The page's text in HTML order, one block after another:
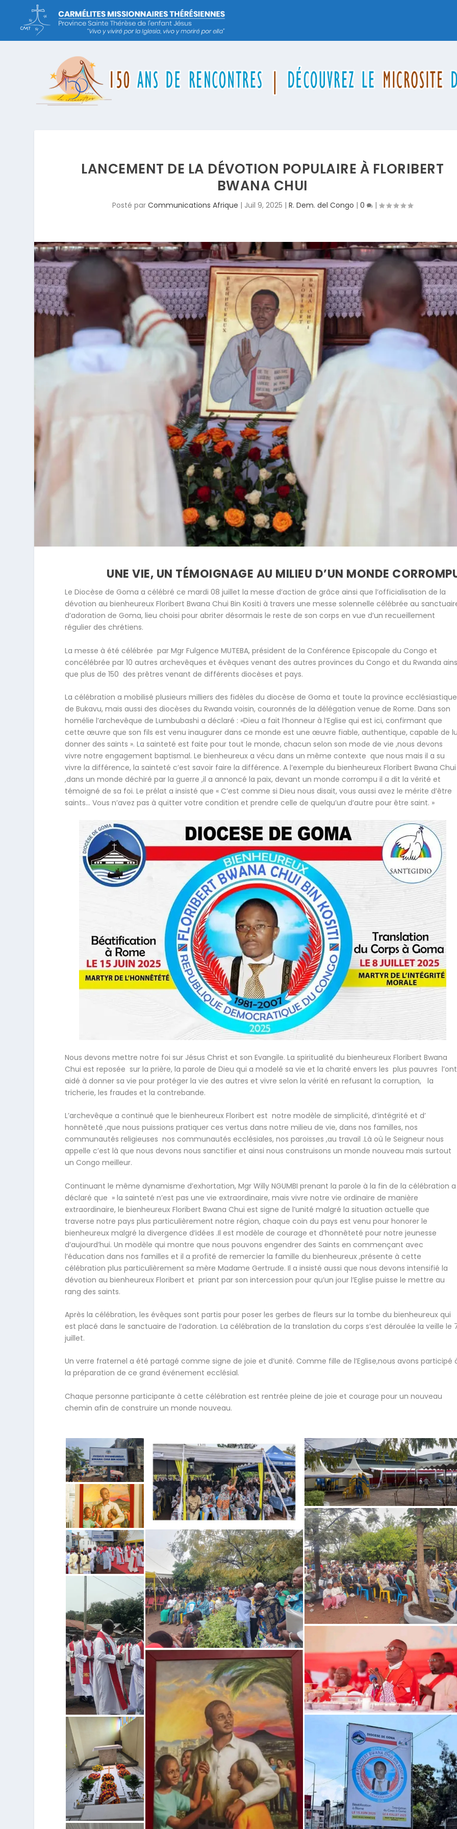
LANCEMENT DE LA DÉVOTION POPULAIRE À FLORIBERT
BWANA CHUI
Posté parCommunications Afrique | Juil 9, 2025 |R. Dem. del Congo |0 |
UNE VIE, UN TÉMOIGNAGE AU MILIEU D’UN MONDE
Le Diocèse de Goma a célébré ce mardi 08 juillet la messe d’action de grâce ainsi que l’officialisation de la
dévotion au bienheureux Floribert Bwana Chui Bin Kositi à travers une messe solennelle célébrée au
d’adoration de Goma, lieu choisi pour abriter désormais le reste de son corps en vue d’un recueillement
régulier des chrétiens.
La messe à été célébrée par Mgr Fulgence MUTEBA, président de la Conférence Episcopale du Congo et
concélébrée par 10 autres archevêques et évêques venant des autres provinces du Congo et du Rwanda
que plus de 150 des prêtres venant de différents diocèses et pays.
La célébration a mobilisé plusieurs milliers des fidèles du diocèse de Goma et toute la province ecclésiastique
de Bukavu, mais aussi des diocèses du Rwanda voisin, couronnés de la délégation venue de Rome. Dans son
homélie l’archevêque de Lumbubashi a déclaré : »Dieu a fait l’honneur à l’Eglise qui est ici, confirmant que
cette œuvre que son fils est venu inaugurer dans ce monde est une œuvre fiable, authentique, capable de
donner des saints ». La sainteté est faite pour tout le monde, chacun selon son mode de vie ,nous devons
vivre notre engagement baptismal. Le bienheureux a vécu dans un même contexte que nous mais il a su
vivre la différence, la sainteté c’est savoir faire la différence. A l’exemple du bienheureux Floribert Bwana Chui
,dans un monde déchiré par la guerre ,il a annoncé la paix, devant un monde corrompu il a dit la vérité et
témoigné de sa foi. Le prélat a insisté que « C’est comme si Dieu nous disait, vous aussi avez le mérite d’être
saints… Vous n’avez pas à quitter votre condition et prendre celle de quelqu’un d’autre pour être saint. »
Nous devons mettre notre foi sur Jésus Christ et son Evangile. La spiritualité du bienheureux Floribert Bwana
Chui est reposée sur la prière, la parole de Dieu qui a modelé sa vie et la charité envers les plus pauvres l’ont
aidé à donner sa vie pour protéger la vie des autres et vivre selon la vérité en refusant la corruption, la
tricherie, les fraudes et la contrebande.
L’archevêque a continué que le bienheureux Floribert est notre modèle de simplicité, d’intégrité et d’
honnêteté ,que nous puissions pratiquer ces vertus dans notre milieu de vie, dans nos familles, nos
communautés religieuses nos communautés ecclésiales, nos paroisses ,au travail .Là où le Seigneur nous
appelle c’est là que nous devons nous sanctifier et ainsi nous construisons un monde nouveau mais surtout
un Congo meilleur.
Continuant le même dynamisme d’exhortation, Mgr Willy NGUMBI prenant la parole à la fin de la célébration a
déclaré que » la sainteté n’est pas une vie extraordinaire, mais vivre notre vie ordinaire de manière
extraordinaire, le bienheureux Floribert Bwana Chui est signe de l’unité malgré la situation actuelle que
traverse notre pays plus particulièrement notre région, chaque coin du pays est venu pour honorer le
bienheureux malgré la divergence d’idées .Il est modèle de courage et d’honnêteté pour notre jeunesse
d’aujourd’hui. Un modèle qui montre que nous pouvons engendrer des Saints en commençant avec
l’éducation dans nos familles et il a profité de remercier la famille du bienheureux ,présente à cette
célébration plus particulièrement sa mère Madame Gertrude. Il a insisté aussi que nous devons intensifié la
dévotion au bienheureux Floribert et priant par son intercession pour qu’un jour l’Eglise puisse le mettre au
rang des saints.
Après la célébration, les évêques sont partis pour poser les gerbes de fleurs sur la tombe du bienheureux qui
est placé dans le sanctuaire de l’adoration. La célébration de la translation du corps s’est déroulée la veille le
juillet.
Un verre fraternel a été partagé comme signe de joie et d’unité. Comme fille de l’Eglise,nous avons participé
la préparation de ce grand événement ecclésial.
Chaque personne participante à cette célébration est rentrée pleine de joie et courage pour un nouveau
chemin afin de construire un monde nouveau.